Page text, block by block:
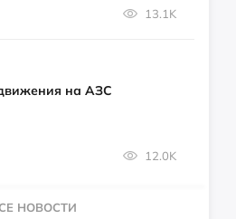
13.1K
на АЗС
12.0K
НОВОСТИ